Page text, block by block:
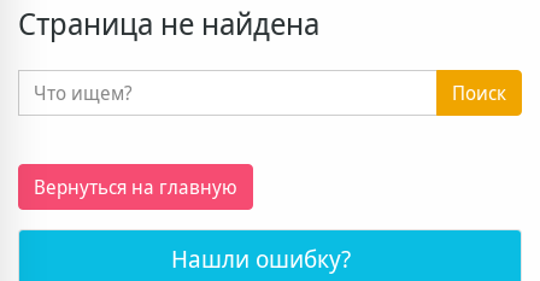
Страница не найдена
Поиск
Вернуться на главную
Нашли ошибку?